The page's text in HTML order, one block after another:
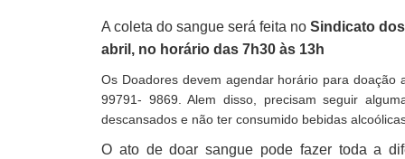
A coleta do sangue será feita no Sindicato
abril, no horário das 7h30 às 13h
Os Doadores devem agendar horário para
99791- 9869. Alem disso, precisam seguir
descansados e não ter consumido bebidas
O ato de doar sangue pode fazer toda a